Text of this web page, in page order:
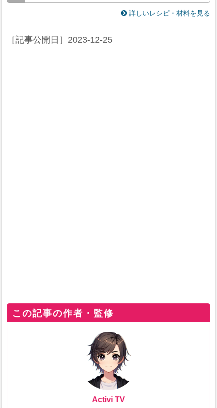
詳しいレシピ・材料を見る
［記事公開日］ 2023-12-25
この記事の作者・監修
Activi TV